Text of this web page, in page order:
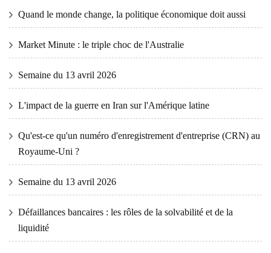
Quand le monde change, la politique économique doit aussi
Market Minute : le triple choc de l'Australie
Semaine du 13 avril 2026
L'impact de la guerre en Iran sur l'Amérique latine
Qu'est-ce qu'un numéro d'enregistrement d'entreprise (CRN) au
Royaume-Uni ?
Semaine du 13 avril 2026
Défaillances bancaires : les rôles de la solvabilité et de la
liquidité